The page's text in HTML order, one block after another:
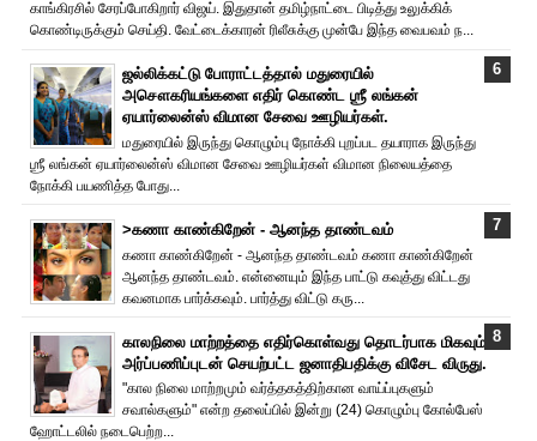
காங்கிரசில் சேரப்போகிறார் விஜய். இதுதான் தமிழ்நாட்டை பிடித்து உலுக்கிக்
கொண்டிருக்கும் செய்தி. வேட்டைக்காரன் ரிலீசுக்கு முன்பே இந்த வைபவம் ந...
ஜல்லிக்கட்டு போராட்டத்தால் மதுரையில்
அசௌகரியங்களை எதிர் கொண்ட ஶ்ரீ லங்கன்
ஏயார்லைன்ஸ் விமான சேவை ஊழியர்கள்.
மதுரையில் இருந்து கொழும்பு நோக்கி புறப்பட தயாராக இருந்து
ஶ்ரீ லங்கன் ஏயார்லைன்ஸ் விமான சேவை ஊழியர்கள் விமான நிலையத்தை
நோக்கி பயணித்த போது...
>கணா காண்கிறேன் - ஆனந்த தாண்டவம்
கணா காண்கிறேன் - ஆனந்த தாண்டவம் கணா காண்கிறேன்
ஆனந்த தாண்டவம். என்னையும் இந்த பாட்டு கவுத்து விட்டது
கவனமாக பார்க்கவும். பார்த்து விட்டு கரு...
காலநிலை மாற்றத்தை எதிர்கொள்வது தொடர்பாக மிகவும்
அர்ப்பணிப்புடன் செயற்பட்ட ஜனாதிபதிக்கு விசேட விருது.
"கால நிலை மாற்றமும் வர்த்தகத்திற்கான வாய்ப்புகளும்
சவால்களும்" என்ற தலைப்பில் இன்று (24) கொழும்பு கோல்பேஸ்
ஹோட்டலில் நடைபெற்ற...